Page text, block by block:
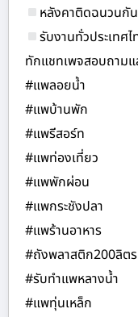
หลังคาติดฉนวนกั
รับงานทั่วประเทศ
ทักแชทเพจสอบถามแล
#แพลอยน้ำ
#แพบ้านพัก
#แพรีสอร์ท
#แพท่องเที่ยว
#แพพักผ่อน
#แพกระชังปลา
#แพร้านอาหาร
#ถังพลาสติก200ลิตร
#รับทำแพหลางน้ำ
#แพทุ่นเหล็ก